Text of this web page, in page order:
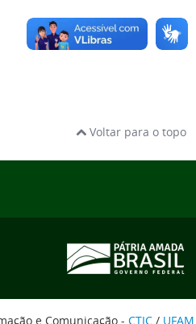
Voltar para o topo
e Comunicação - CTIC / UFAM